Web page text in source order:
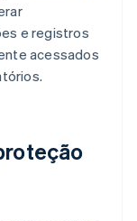
e registros
acessados